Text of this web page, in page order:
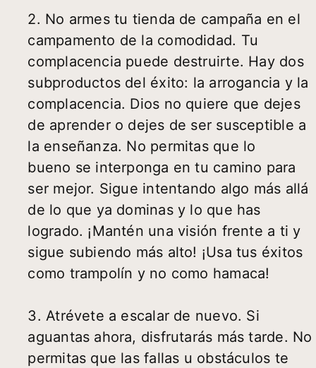
2. No armes tu tienda de campaña en el
campamento de la comodidad. Tu
complacencia puede destruirte. Hay dos
subproductos del éxito: la arrogancia y la
complacencia. Dios no quiere que dejes
de aprender o dejes de ser susceptible a
la enseñanza. No permitas que lo
bueno se interponga en tu camino para
ser mejor. Sigue intentando algo más allá
de lo que ya dominas y lo que has
logrado. ¡Mantén una visión frente a ti y
sigue subiendo más alto! ¡Usa tus éxitos
como trampolín y no como hamaca!
3. Atrévete a escalar de nuevo. Si
aguantas ahora, disfrutarás más tarde. No
permitas que las fallas u obstáculos te